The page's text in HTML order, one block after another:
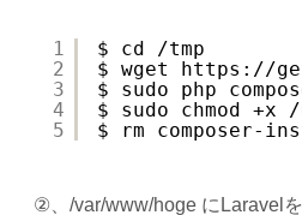
1
2
3
4
5
$ cd /tmp
$ wget https://
$ sudo php
$ sudo chmod
$ rm composer-
②、/var/www/hoge にLaravel